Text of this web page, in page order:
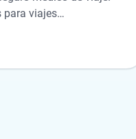
para viajes
suelen incluir